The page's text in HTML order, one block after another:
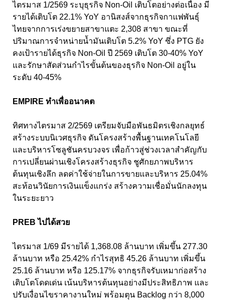
ไตรมาส 1/2569 ระบุธุรกิจ Non-Oil เติบโตอย่างต่อเนื่อง มี
รายได้เติบโต 22.1% YoY อานิสงส์จากธุรกิจกาแฟพันธุ์
ไทยจากการเร่งขยายสาขาแตะ 2,308 สาขา ขณะที่
ปริมาณการจำหน่ายน้ำมันเติบโต 5.2% YoY ซึ่ง PTG ยัง
คงเป้ารายได้ธุรกิจ Non-Oil ปี 2569 เติบโต 30-40% YoY
และรักษาสัดส่วนกำไรขั้นต้นของธุรกิจ Non-Oil อยู่ใน
ระดับ 40-45%
EMPIRE ทำเพื่ออนาคต
ทิศทางไตรมาส 2/2569 เตรียมจับมือพันธมิตรเชิงกลยุทธ์
สร้างระบบนิเวศธุรกิจ ดันโครงสร้างพื้นฐานเทคโนโลยี
และบริหารโซลูชันครบวงจร เพื่อก้าวสู่ช่วงเวลาสำคัญกับ
การเปลี่ยนผ่านเชิงโครงสร้างธุรกิจ ชูศักยภาพบริหาร
ต้นทุนเชิงลึก ลดค่าใช้จ่ายในการขายและบริหาร 25.04%
สะท้อนวินัยการเงินแข็งแกร่ง สร้างความเชื่อมั่นนักลงทุน
ในระยะยาว
PREB ไปได้สวย
ไตรมาส 1/69 มีรายได้ 1,368.08 ล้านบาท เพิ่มขึ้น 277.30
ล้านบาท หรือ 25.42% กำไรสุทธิ 45.26 ล้านบาท เพิ่มขึ้น
25.16 ล้านบาท หรือ 125.17% จากธุรกิจรับเหมาก่อสร้าง
เติบโตโดดเด่น เน้นบริหารต้นทุนอย่างมีประสิทธิภาพ และ
ปรับเงื่อนไขราคางานใหม่ พร้อมตุน Backlog กว่า 8,000